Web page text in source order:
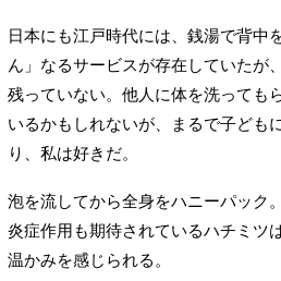
日本にも江戸時代には、銭湯で背中
ん」なるサービスが存在していたが
残っていない。他人に体を洗っても
いるかもしれないが、まるで子ども
り、私は好きだ。
泡を流してから全身をハニーパック
炎症作用も期待されているハチミツ
温かみを感じられる。